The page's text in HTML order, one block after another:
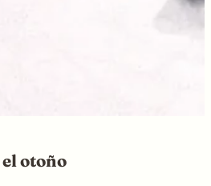
otoño